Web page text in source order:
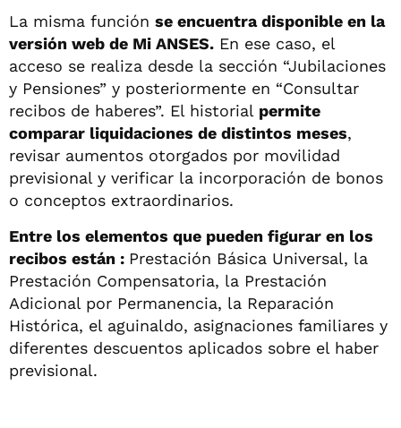
La misma función se encuentra disponible en la
versión web de Mi ANSES. En ese caso, el
acceso se realiza desde la sección “Jubilaciones
y Pensiones” y posteriormente en “Consultar
recibos de haberes”. El historial permite
comparar liquidaciones de distintos meses,
revisar aumentos otorgados por movilidad
previsional y verificar la incorporación de bonos
o conceptos extraordinarios.
Entre los elementos que pueden figurar en los
recibos están : Prestación Básica Universal, la
Prestación Compensatoria, la Prestación
Adicional por Permanencia, la Reparación
Histórica, el aguinaldo, asignaciones familiares y
diferentes descuentos aplicados sobre el haber
previsional.